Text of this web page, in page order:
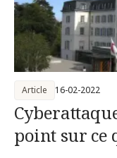
point sur ce
Article 16-02-2022